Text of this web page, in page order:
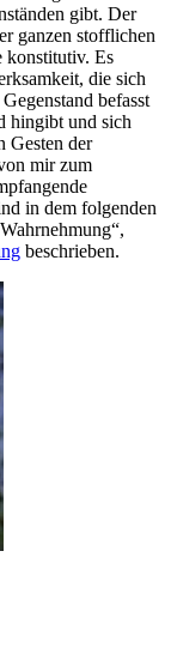
gibt. Der
ganzen stofflichen
konstitutiv. Es
die sich
befasst
hingibt und sich
Gesten der
mir zum
in dem folgenden
beschrieben.